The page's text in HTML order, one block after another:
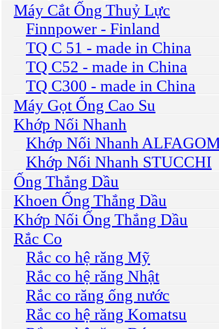
Máy Cắt Ống Thuỷ Lực
Finnpower - Finland
TQ C 51 - made in China
TQ C52 - made in China
TQ C300 - made in China
Máy Gọt Ống Cao Su
Khớp Nối Nhanh
Khớp Nối Nhanh
Khớp Nối Nhanh STUCCHI
Ống Thắng Dầu
Khoen Ống Thắng Dầu
Khớp Nối Ống Thắng Dầu
Rắc Co
Rắc co hệ răng Mỹ
Rắc co hệ răng Nhật
Rắc co răng ống nước
Rắc co hệ răng Komatsu